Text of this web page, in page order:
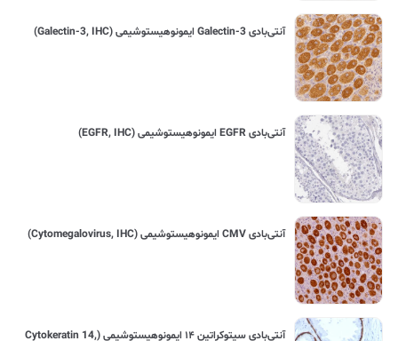
آنتی‌بادی Galectin-3 ایمونوهیستوشیمی (Galectin-3, IHC)
آنتی‌بادی EGFR ایمونوهیستوشیمی (EGFR, IHC)
آنتی‌بادی CMV ایمونوهیستوشیمی (Cytomegalovirus, IHC)
آنتی‌بادی سیتوکراتین ۱۴ ایمونوهیستوشیمی (Cytokeratin 14,